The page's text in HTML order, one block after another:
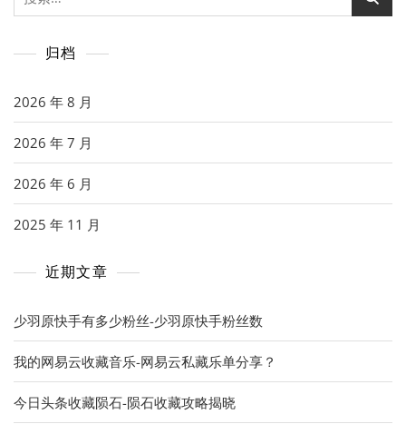
索：
归档
2026 年 8 月
2026 年 7 月
2026 年 6 月
2025 年 11 月
近期文章
少羽原快手有多少粉丝-少羽原快手粉丝数
我的网易云收藏音乐-网易云私藏乐单分享？
今日头条收藏陨石-陨石收藏攻略揭晓